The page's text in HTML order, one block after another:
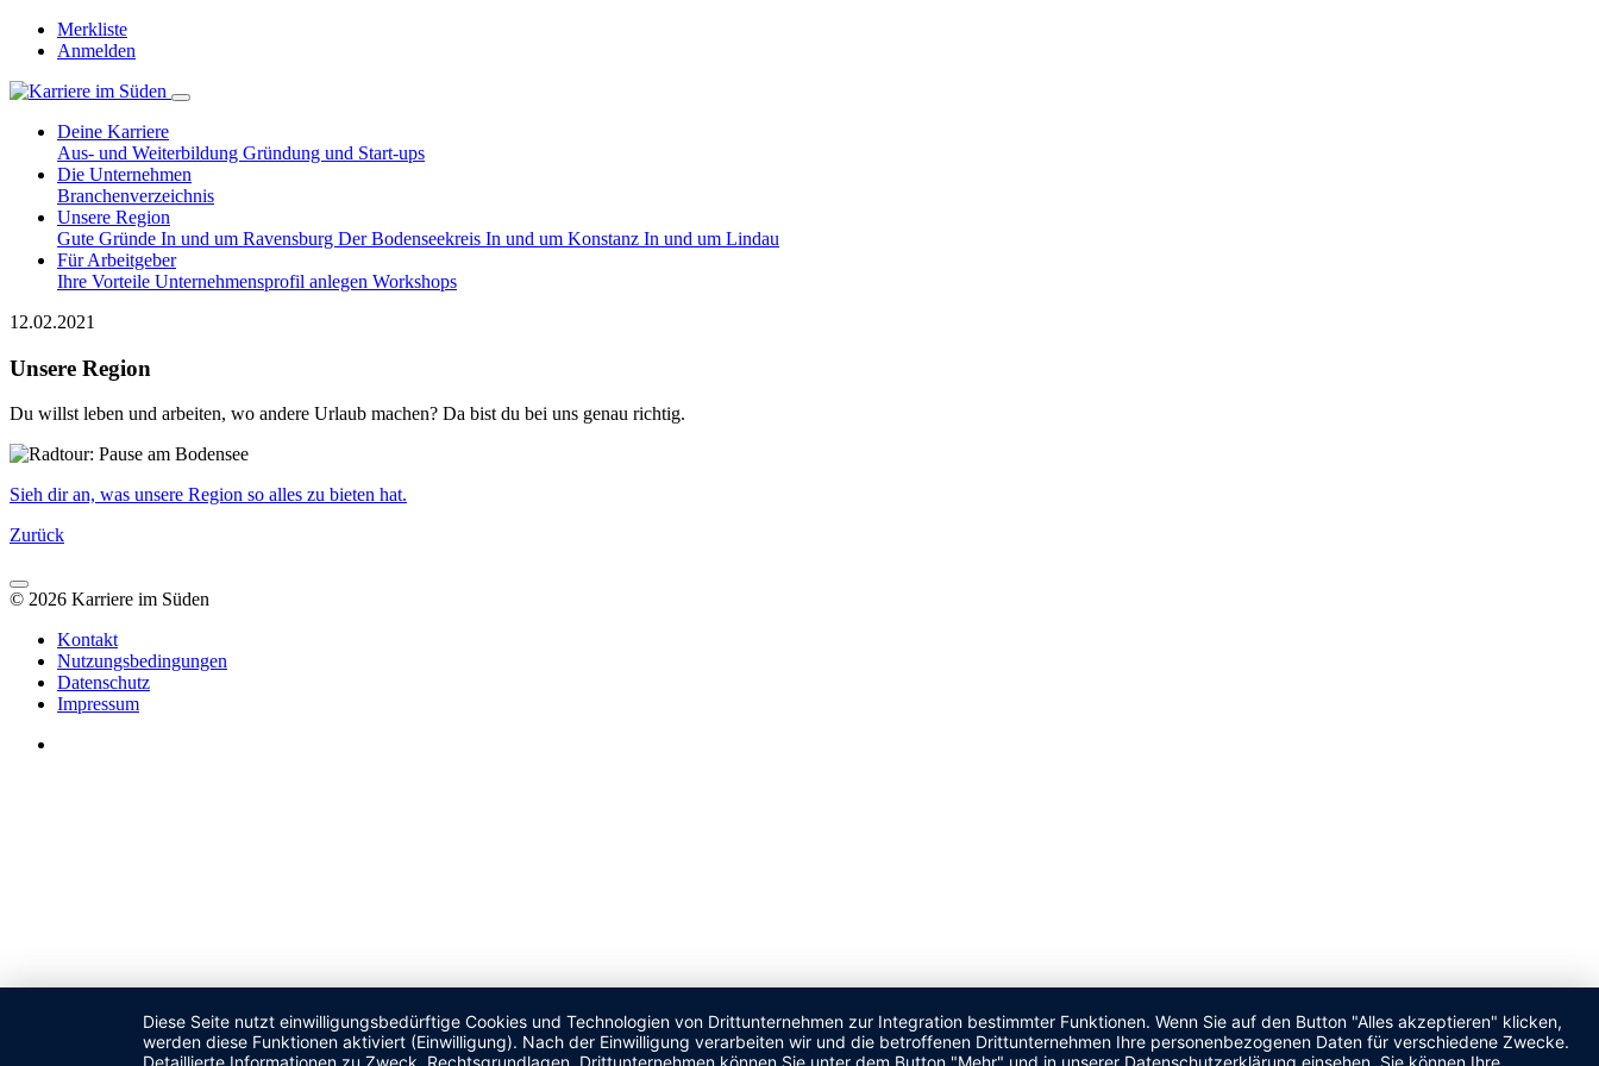
Merkliste
Anmelden
Deine Karriere
Aus- und Weiterbildung Gründung und Start-ups
Die Unternehmen
Branchenverzeichnis
Unsere Region
Gute Gründe In und um Ravensburg Der Bodenseekreis In und um Konstanz In und um Lindau
Für Arbeitgeber
Ihre Vorteile Unternehmensprofil anlegen Workshops
12.02.2021
Unsere Region
Du willst leben und arbeiten, wo andere Urlaub machen? Da bist du bei uns genau richtig.
Sieh dir an, was unsere Region so alles zu bieten hat.
Zurück
© 2026 Karriere im Süden
Kontakt
Nutzungsbedingungen
Datenschutz
Impressum
Diese Seite nutzt einwilligungsbedürftige Cookies und Technologien von Drittunternehmen zur Integration bestimmter Funktionen. Wenn Sie auf den Button "Alles akzeptieren" klicken,
werden diese Funktionen aktiviert (Einwilligung). Nach der Einwilligung verarbeiten wir und die betroffenen Drittunternehmen Ihre personenbezogenen Daten für verschiedene Zwecke.
Detaillierte Informationen zu Zweck, Rechtsgrundlagen, Drittunternehmen können Sie unter dem Button "Mehr" und in unserer Datenschutzerklärung einsehen. Sie können Ihre